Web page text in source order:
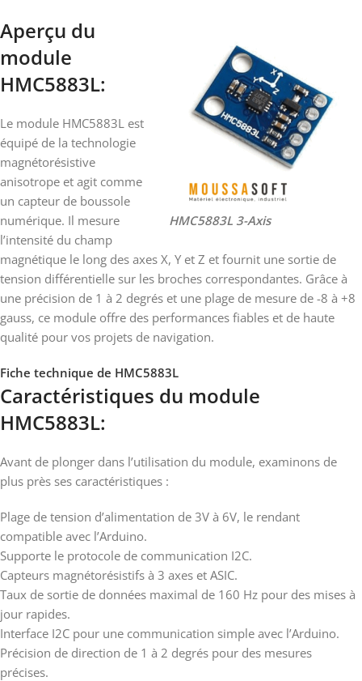
HMC5883L 3-Axis
Aperçu du
module
HMC5883L:
Le module HMC5883L est
équipé de la technologie
magnétorésistive
anisotrope et agit comme
un capteur de boussole
numérique. Il mesure
l’intensité du champ
magnétique le long des axes X, Y et Z et fournit une sortie de
tension différentielle sur les broches correspondantes. Grâce à
une précision de 1 à 2 degrés et une plage de mesure de -8 à +8
gauss, ce module offre des performances fiables et de haute
qualité pour vos projets de navigation.
Fiche technique de HMC5883L
Caractéristiques du module
HMC5883L:
Avant de plonger dans l’utilisation du module, examinons de
plus près ses caractéristiques :
Plage de tension d’alimentation de 3V à 6V, le rendant
compatible avec l’Arduino.
Supporte le protocole de communication I2C.
Capteurs magnétorésistifs à 3 axes et ASIC.
Taux de sortie de données maximal de 160 Hz pour des mises à
jour rapides.
Interface I2C pour une communication simple avec l’Arduino.
Précision de direction de 1 à 2 degrés pour des mesures
précises.